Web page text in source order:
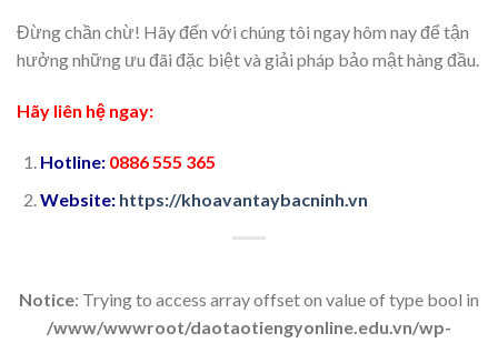
Đừng chần chừ! Hãy đến với chúng tôi ngay hôm nay để tận
hưởng những ưu đãi đặc biệt và giải pháp bảo mật hàng đầu.
Hãy liên hệ ngay:
Hotline: 0886 555 365
Website: https://khoavantaybacninh.vn
Notice: Trying to access array offset on value of type bool in
/www/wwwroot/daotaotiengyonline.edu.vn/wp-